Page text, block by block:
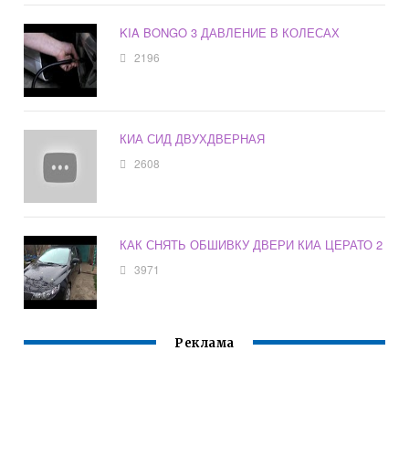
KIA BONGO 3 ДАВЛЕНИЕ В КОЛЕСАХ
2196
КИА СИД ДВУХДВЕРНАЯ
2608
КАК СНЯТЬ ОБШИВКУ ДВЕРИ КИА ЦЕРАТО 2
3971
Реклама